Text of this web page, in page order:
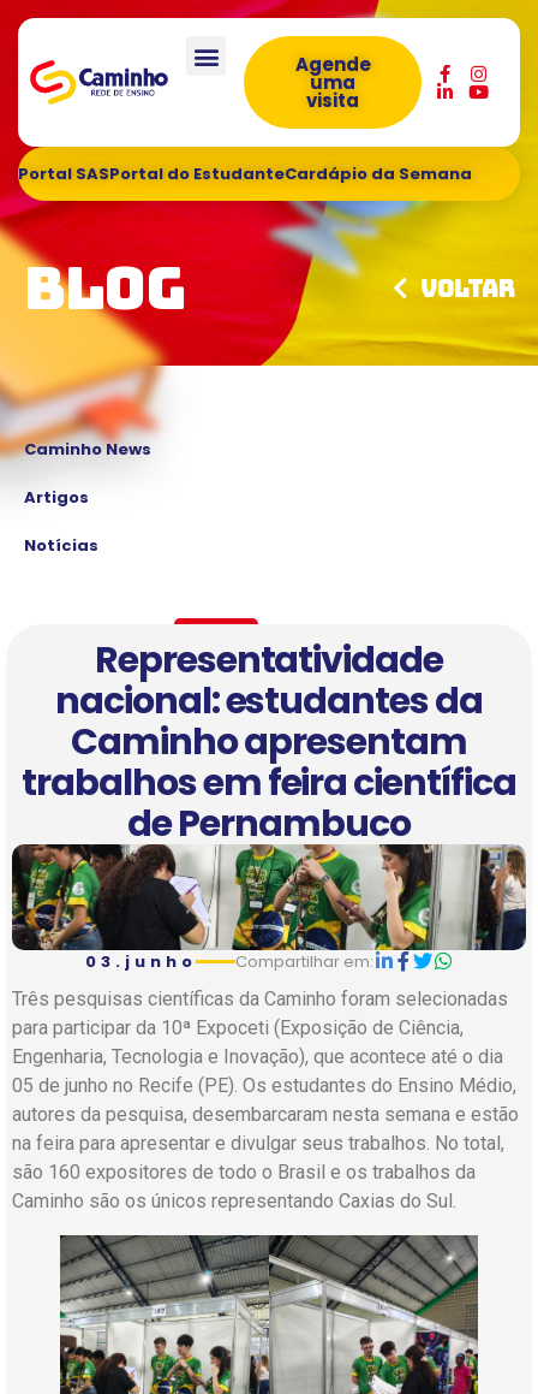
Agende
uma
visita
Portal SASPortal do EstudanteCardápio da Semana
Blog Voltar
Caminho News
Artigos
Notícias
Representatividade
nacional: estudantes da
Caminho apresentam
trabalhos em feira científica
de Pernambuco
03.junho
Compartilhar em:
Três pesquisas científicas da Caminho foram selecionadas
para participar da 10ª Expoceti (Exposição de Ciência,
Engenharia, Tecnologia e Inovação), que acontece até o dia
05 de junho no Recife (PE). Os estudantes do Ensino Médio,
autores da pesquisa, desembarcaram nesta semana e estão
na feira para apresentar e divulgar seus trabalhos. No total,
são 160 expositores de todo o Brasil e os trabalhos da
Caminho são os únicos representando Caxias do Sul.